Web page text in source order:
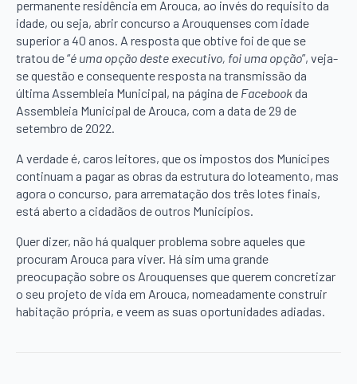
permanente residência em Arouca, ao invés do requisito da
idade, ou seja, abrir concurso a Arouquenses com idade
superior a 40 anos. A resposta que obtive foi de que se
tratou de “é uma opção deste executivo, foi uma opção”, veja-
se questão e consequente resposta na transmissão da
última Assembleia Municipal, na página de Facebookda
Assembleia Municipal de Arouca, com a data de 29 de
setembro de 2022.
A verdade é, caros leitores, que os impostos dos Munícipes
continuam a pagar as obras da estrutura do loteamento, mas
agora o concurso, para arrematação dos três lotes finais,
está aberto a cidadãos de outros Municípios.
Quer dizer, não há qualquer problema sobre aqueles que
procuram Arouca para viver. Há sim uma grande
preocupação sobre os Arouquenses que querem concretizar
o seu projeto de vida em Arouca, nomeadamente construir
habitação própria, e veem as suas oportunidades adiadas.